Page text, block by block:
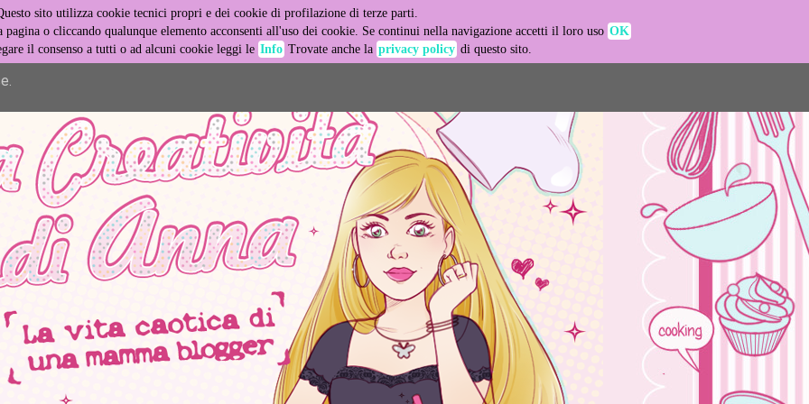
sito utilizza cookie tecnici propri e dei cookie di profilazione di terze parti.
pagina o cliccando qualunque elemento acconsenti all'uso dei cookie. Se continui nella navigazione accetti il loro uso OK
il consenso a tutti o ad alcuni cookie leggi le Info Trovate anche la privacy policy di questo sito.
its services and to analyze traffic. Your IP address and user-agent
and security metrics to ensure quality of service, generate usage
LEARN MORE